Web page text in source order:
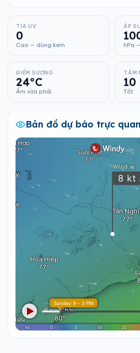
TIA UV
0
Cao — dùng kem
ÁP
hPa
ĐIỂM SƯƠNG
24°C
Ẩm vừa phải
TẦM
10
Tốt
Bản đồ dự báo trực quan